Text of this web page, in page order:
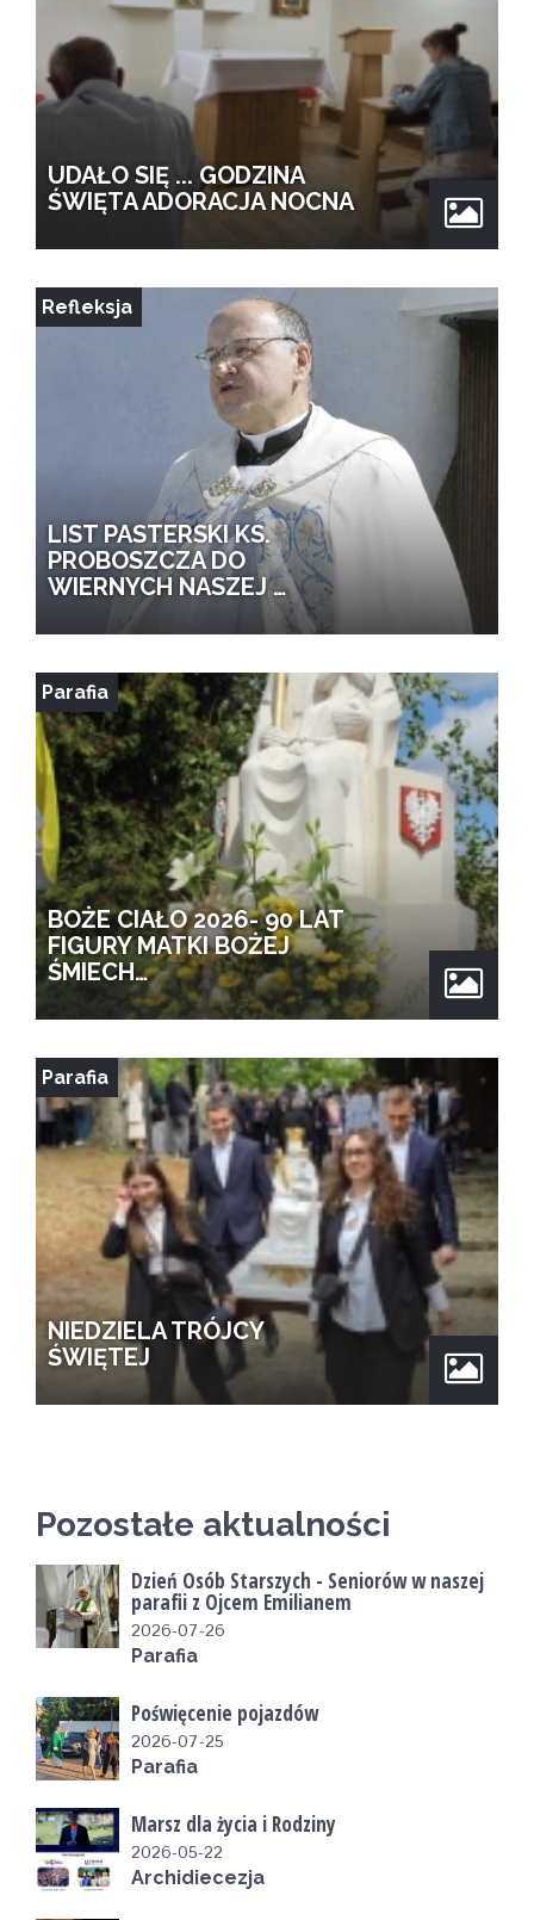
UDAŁO SIĘ ... GODZINA
ŚWIĘTA ADORACJA NOCNA
LIST PASTERSKI KS.
PROBOSZCZA DO
WIERNYCH NASZEJ …
Refleksja
BOŻE CIAŁO 2026- 90 LAT
FIGURY MATKI BOŻEJ
ŚMIECH…
Parafia
NIEDZIELA TRÓJCY
ŚWIĘTEJ
Parafia
Pozostałe aktualności
Dzień Osób Starszych - Seniorów w naszej
parafii z Ojcem Emilianem
2026-07-26
Parafia
Poświęcenie pojazdów
2026-07-25
Parafia
Marsz dla życia i Rodziny
2026-05-22
Archidiecezja